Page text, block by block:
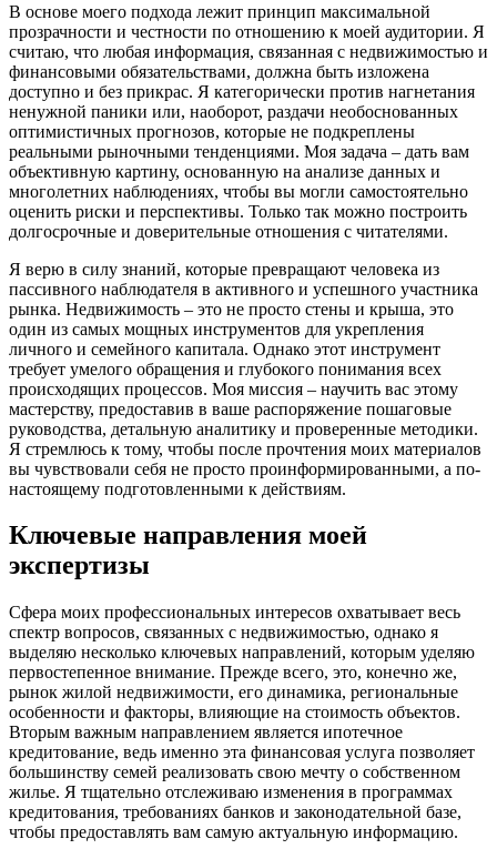
В основе моего подхода лежит принцип максимальной
прозрачности и честности по отношению к моей аудитории. Я
считаю, что любая информация, связанная с недвижимостью и
финансовыми обязательствами, должна быть изложена
доступно и без прикрас. Я категорически против нагнетания
ненужной паники или, наоборот, раздачи необоснованных
оптимистичных прогнозов, которые не подкреплены
реальными рыночными тенденциями. Моя задача – дать вам
объективную картину, основанную на анализе данных и
многолетних наблюдениях, чтобы вы могли самостоятельно
оценить риски и перспективы. Только так можно построить
долгосрочные и доверительные отношения с читателями.
Я верю в силу знаний, которые превращают человека из
пассивного наблюдателя в активного и успешного участника
рынка. Недвижимость – это не просто стены и крыша, это
один из самых мощных инструментов для укрепления
личного и семейного капитала. Однако этот инструмент
требует умелого обращения и глубокого понимания всех
происходящих процессов. Моя миссия – научить вас этому
мастерству, предоставив в ваше распоряжение пошаговые
руководства, детальную аналитику и проверенные методики.
Я стремлюсь к тому, чтобы после прочтения моих материалов
вы чувствовали себя не просто проинформированными, а по-
настоящему подготовленными к действиям.
Ключевые направления моей
экспертизы
Сфера моих профессиональных интересов охватывает весь
спектр вопросов, связанных с недвижимостью, однако я
выделяю несколько ключевых направлений, которым уделяю
первостепенное внимание. Прежде всего, это, конечно же,
рынок жилой недвижимости, его динамика, региональные
особенности и факторы, влияющие на стоимость объектов.
Вторым важным направлением является ипотечное
кредитование, ведь именно эта финансовая услуга позволяет
большинству семей реализовать свою мечту о собственном
жилье. Я тщательно отслеживаю изменения в программах
кредитования, требованиях банков и законодательной базе,
чтобы предоставлять вам самую актуальную информацию.